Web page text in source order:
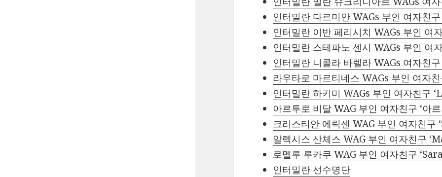
인터밀란 다르미안 WAGs 부인 여자친
인터밀란 이반 페리시치 WAGs 부인 여
인터밀란 스테파노 센시 WAGs 부인 여
인터밀란 니콜라 바렐라 WAGs 여자친
라우타로 마르티네스 WAGs 부인 여자
인터밀란 하키미 WAGs 부인 여자친구
아르투로 비달 WAG 부인 여자친구 ‘아
크리스티안 에릭센 WAG 부인 여자친구
알렉시스 산체스 WAG 부인 여자친구
로멜루 루카쿠 WAG 부인 여자친구
인터밀란 선수명단